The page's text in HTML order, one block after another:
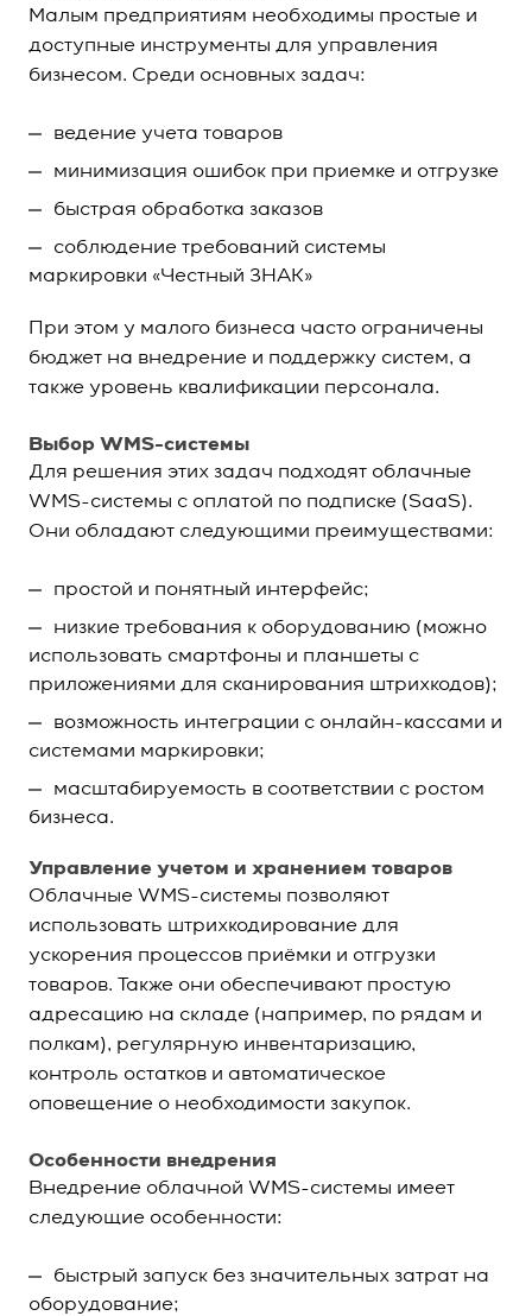
Малым предприятиям необходимы простые и
доступные инструменты для управления
бизнесом. Среди основных задач:
ведение учета товаров
минимизация ошибок при приемке и отгрузке
быстрая обработка заказов
соблюдение требований системы
маркировки «Честный ЗНАК»
При этом у малого бизнеса часто ограничены
бюджет на внедрение и поддержку систем, а
также уровень квалификации персонала.
Выбор WMS-системы
Для решения этих задач подходят облачные
WMS-системы с оплатой по подписке (SaaS).
Они обладают следующими преимуществами:
простой и понятный интерфейс;
низкие требования к оборудованию (можно
использовать смартфоны и планшеты с
приложениями для сканирования штрихкодов);
возможность интеграции с онлайн-кассами и
системами маркировки;
масштабируемость в соответствии с ростом
бизнеса.
Управление учетом и хранением товаров
Облачные WMS-системы позволяют
использовать штрихкодирование для
ускорения процессов приёмки и отгрузки
товаров. Также они обеспечивают простую
адресацию на складе (например, по рядам и
полкам), регулярную инвентаризацию,
контроль остатков и автоматическое
оповещение о необходимости закупок.
Особенности внедрения
Внедрение облачной WMS-системы имеет
следующие особенности:
быстрый запуск без значительных затрат на
оборудование;